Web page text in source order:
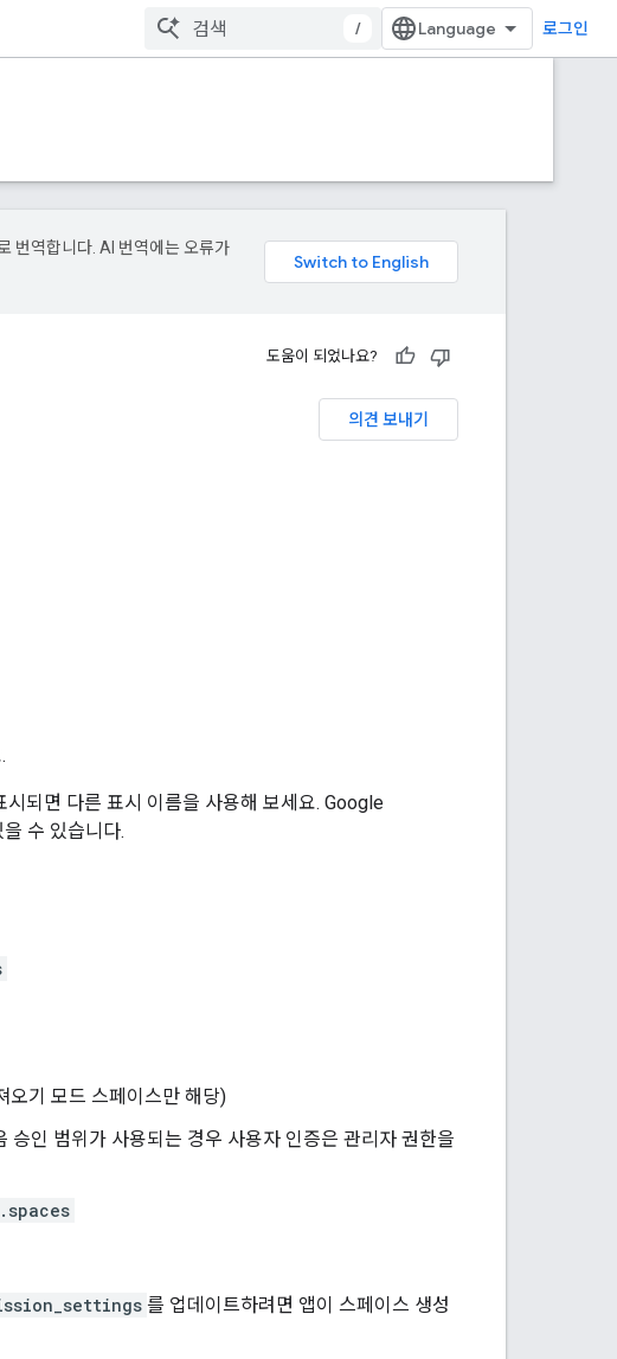
/ 로그인
번역합니다. AI 번역에는 오류가
도움이 되었나요?
의견 보내기
시되면 다른 표시 이름을 사용해 보세요. Google
수 있습니다.
오기 모드 스페이스만 해당)
승인 범위가 사용되는 경우 사용자 인증은 관리자 권한을
를 업데이트하려면 앱이 스페이스 생성